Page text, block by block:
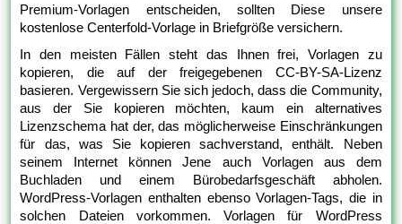
Premium-Vorlagen entscheiden, sollten Diese unsere
kostenlose Centerfold-Vorlage in Briefgröße versichern.
In den meisten Fällen steht das Ihnen frei, Vorlagen zu
kopieren, die auf der freigegebenen CC-BY-SA-Lizenz
basieren. Vergewissern Sie sich jedoch, dass die Community,
aus der Sie kopieren möchten, kaum ein alternatives
Lizenzschema hat der, das möglicherweise Einschränkungen
für das, was Sie kopieren sachverstand, enthält. Neben
seinem Internet können Jene auch Vorlagen aus dem
Buchladen und einem Bürobedarfsgeschäft abholen.
WordPress-Vorlagen enthalten ebenso Vorlagen-Tags, die in
solchen Dateien vorkommen. Vorlagen für WordPress